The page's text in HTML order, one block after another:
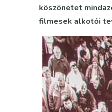
köszönetet
filmesek alkotói